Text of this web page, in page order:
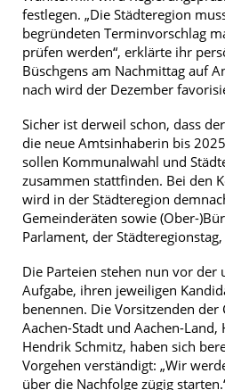
festlegen. „Die Städteregion
begründeten Terminvorschlag
prüfen werden“, erklärte ihr
Büschgens am Nachmittag auf
nach wird der Dezember
Sicher ist derweil schon, dass
die neue Amtsinhaberin bis
sollen Kommunalwahl und
zusammen stattfinden. Bei den
wird in der Städteregion
Gemeinderäten sowie (Ober-
Parlament, der
Die Parteien stehen nun vor
Aufgabe, ihren jeweiligen
benennen. Die Vorsitzenden der
Aachen-Stadt und Aachen-
Hendrik Schmitz, haben sich
Vorgehen verständigt: „Wir
über die Nachfolge zügig